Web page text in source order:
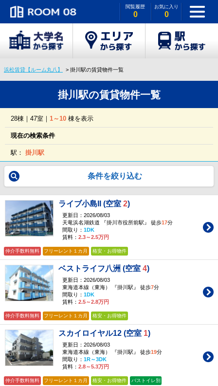
閲覧履歴
0
お気に入り
0
浜松賃貸【ルーム丸八】 掛川駅の賃貸物件一覧
掛川駅の賃貸物件一覧
28棟｜47室｜ 1～10 棟を表示
現在の検索条件
駅：掛川駅
条件を絞り込む
ライブ小島II (空室 2)
更新日：2026/08/03
天竜浜名湖鉄道 『掛川市役所前駅』 徒歩17分
間取り： 1DK
賃料： 2.3～2.5万円
仲介手数料無料 フリーレント１カ月 格安・お得物件
ベストライフ八洲 (空室 4)
更新日：2026/08/03
東海道本線（東海） 『掛川駅』 徒歩7分
間取り： 1DK
賃料： 2.5～2.8万円
仲介手数料無料 フリーレント１カ月 格安・お得物件
スカイロイヤル12 (空室 1)
更新日：2026/08/03
東海道本線（東海） 『掛川駅』 徒歩19分
間取り： 1R～3DK
賃料： 2.8～5.3万円
仲介手数料無料 フリーレント１カ月 格安・お得物件 バストイレ別